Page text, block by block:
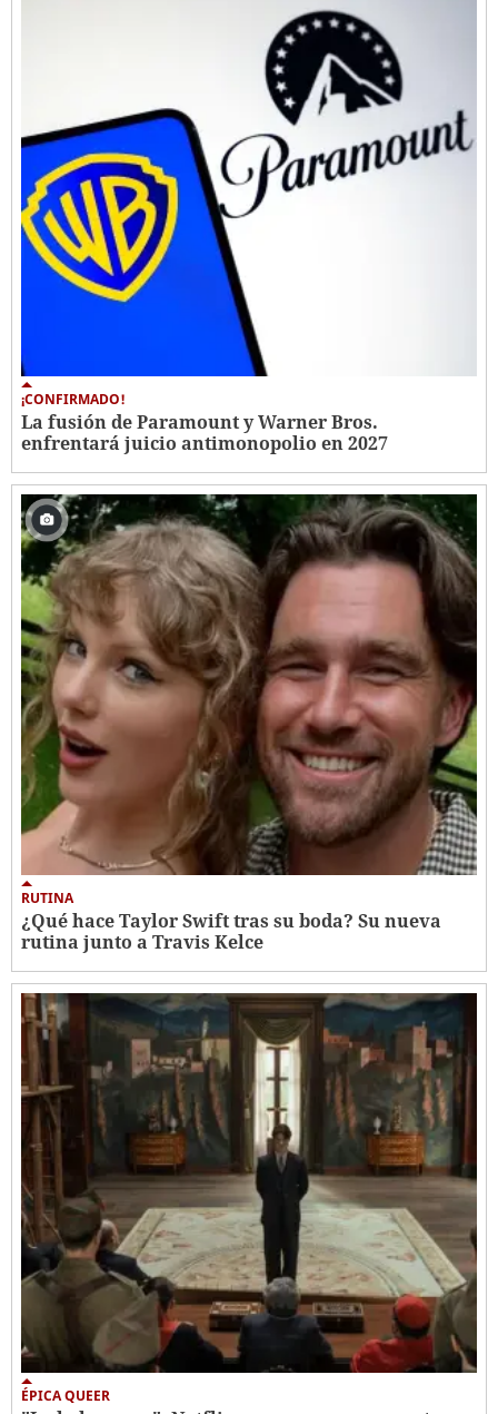
¡CONFIRMADO!
La fusión de Paramount y Warner Bros.
enfrentará juicio antimonopolio en 2027
RUTINA
¿Qué hace Taylor Swift tras su boda? Su nueva
rutina junto a Travis Kelce
ÉPICA QUEER